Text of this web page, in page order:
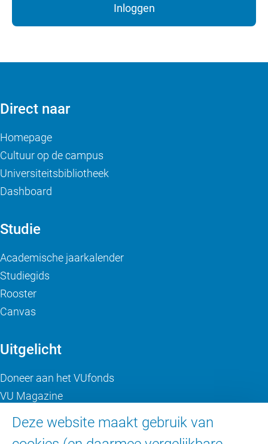
Inloggen
Deze website maakt gebruik van
Direct naar
Homepage
Cultuur op de campus
Universiteitsbibliotheek
Dashboard
Studie
Academische jaarkalender
Studiegids
Rooster
Canvas
Uitgelicht
Doneer aan het VUfonds
VU Magazine